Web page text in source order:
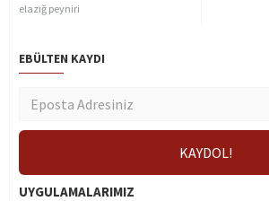
elazığ peyniri
EBÜLTEN KAYDI
UYGULAMALARIMIZ